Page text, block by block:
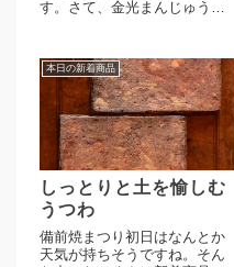
す。さて、金光まんじゅうを
銀三彩豆皿へ。サイトでは5枚
セットで販売しております。
銀と三彩の美しい色合いが魅
力的な豆皿です。銀彩は経年...
本日の新着商品
しっとりと土を愉しむ
うつわ
備前焼まつり初日はなんとか
天気が持ちそうですね。そん